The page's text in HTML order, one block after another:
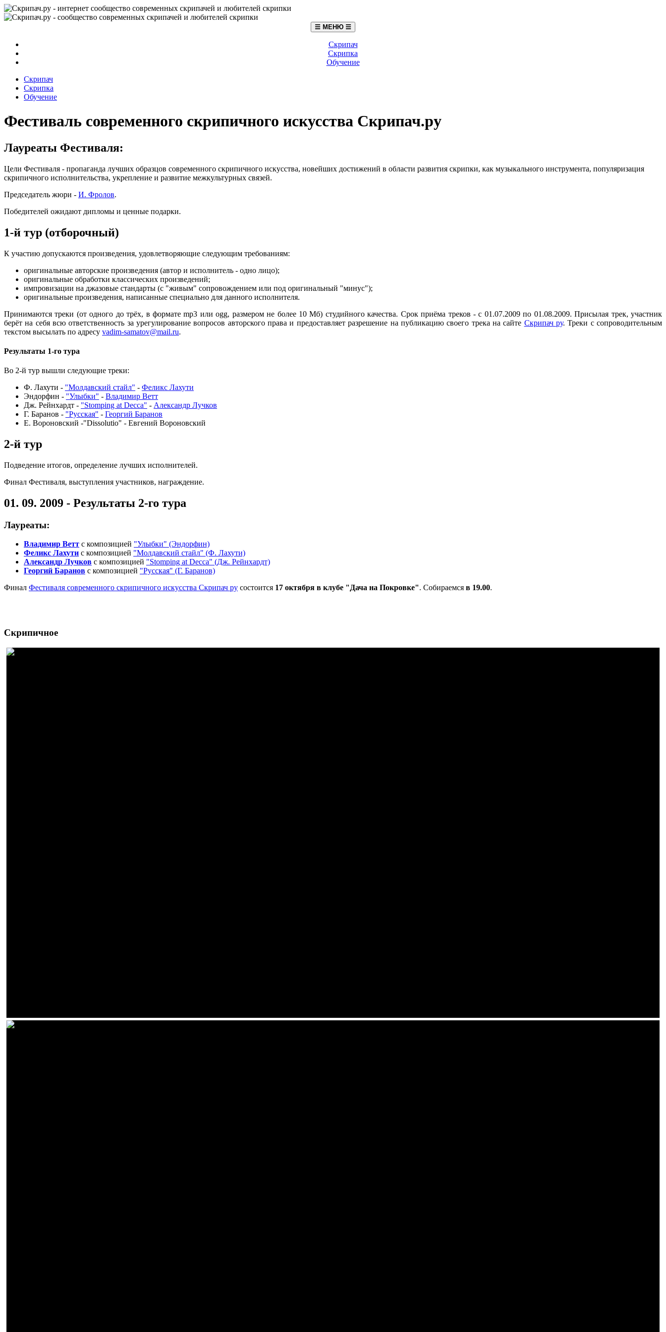
☰ МЕНЮ ☰
Скрипач
Скрипка
Обучение
Скрипач
Скрипка
Обучение
Фестиваль современного скрипичного искусства Скрипач.ру
Лауреаты Фестиваля:
Цели Фестиваля - пропаганда лучших образцов современного скрипичного искусства, новейших достижений в области развития скрипки, как музыкального инструмента, популяризация
скрипичного исполнительства, укрепление и развитие межкультурных связей.
Председатель жюри - И. Фролов.
Победителей ожидают дипломы и ценные подарки.
1-й тур (отборочный)
К участию допускаются произведения, удовлетворяющие следующим требованиям:
оригинальные авторские произведения (автор и исполнитель - одно лицо);
оригинальные обработки классических произведений;
импровизации на джазовые стандарты (с "живым" сопровождением или под оригинальный "минус");
оригинальные произведения, написанные специально для данного исполнителя.
Принимаются треки (от одного до трёх, в формате mp3 или ogg, размером не более 10 Мб) студийного качества. Срок приёма треков - с 01.07.2009 по 01.08.2009. Присылая трек, участник
берёт на себя всю ответственность за урегулирование вопросов авторского права и предоставляет разрешение на публикацию своего трека на сайте Скрипач ру. Треки с сопроводительным
текстом высылать по адресу vadim-samatov@mail.ru.
Результаты 1-го тура
Во 2-й тур вышли следующие треки:
Ф. Лахути - "Молдавский стайл" - Феликс Лахути
Эндорфин - "Улыбки" - Владимир Ветт
Дж. Рейнхардт - "Stomping at Decca" - Александр Лучков
Г. Баранов - "Русская" - Георгий Баранов
Е. Вороновский -"Dissolutio" - Евгений Вороновский
2-й тур
Подведение итогов, определение лучших исполнителей.
Финал Фестиваля, выступления участников, награждение.
01. 09. 2009 - Результаты 2-го тура
Лауреаты:
Владимир Ветт с композицией "Улыбки" (Эндорфин)
Феликс Лахути с композицией "Молдавский стайл" (Ф. Лахути)
Александр Лучков с композицией "Stomping at Decca" (Дж. Рейнхардт)
Георгий Баранов с композицией "Русская" (Г. Баранов)
Финал Фестиваля современного скрипичного искусства Скрипач ру состоится 17 октября в клубе "Дача на Покровке". Собираемся в 19.00.
Скрипичное